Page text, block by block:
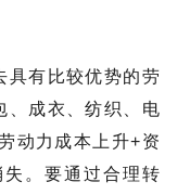
具有比较优势的劳
、成衣、纺织、电
动力成本上升+资
。要通过合理转